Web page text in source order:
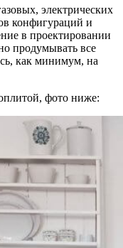
электрических
конфигураций и
в проектировании
продумывать все
как минимум, на
фото ниже: